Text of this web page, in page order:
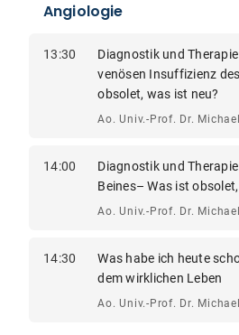
Angiologie
13:30
Diagnostik und
venösen Insuffizienz
obsolet, was ist neu?
Ao. Univ.-Prof. Dr.
14:00
Diagnostik und Therapie
Beines– Was ist
Ao. Univ.-Prof. Dr.
14:30
Was habe ich heute
dem wirklichen Leben
Ao. Univ.-Prof. Dr.